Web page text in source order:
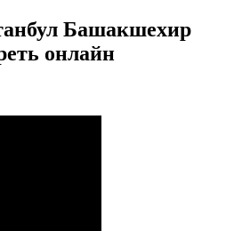
Башакшехир
онлайн